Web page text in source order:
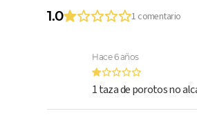
1.0
1 comentario
Hace 6 años
1 taza de porotos no